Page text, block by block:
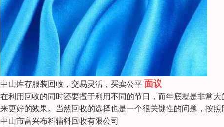
中山库存服装回收，交易灵活，买卖公平面议
在利用回收的同时还要擅于利用不同的节日，而年底就是非常
来更好的效果。当然回收的选择也是一个很关键性的问题，按
中山市富兴布料辅料回收有限公司